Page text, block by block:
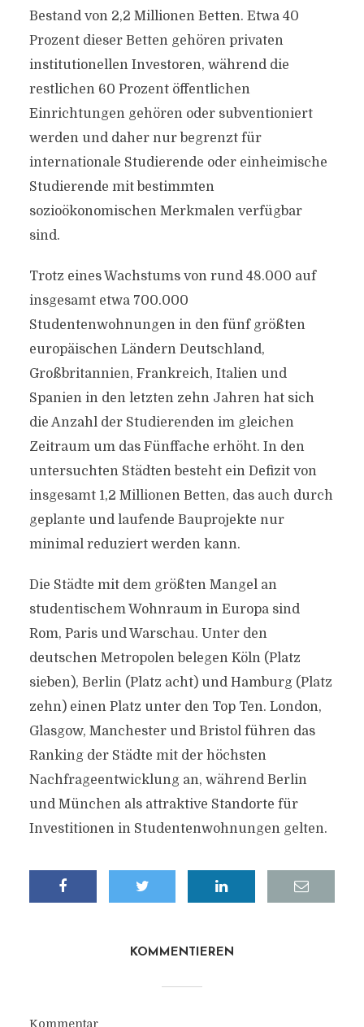
Bestand von 2,2 Millionen Betten. Etwa 40
Prozent dieser Betten gehören privaten
institutionellen Investoren, während die
restlichen 60 Prozent öffentlichen
Einrichtungen gehören oder subventioniert
werden und daher nur begrenzt für
internationale Studierende oder einheimische
Studierende mit bestimmten
sozioökonomischen Merkmalen verfügbar
sind.
Trotz eines Wachstums von rund 48.000 auf
insgesamt etwa 700.000
Studentenwohnungen in den fünf größten
europäischen Ländern Deutschland,
Großbritannien, Frankreich, Italien und
Spanien in den letzten zehn Jahren hat sich
die Anzahl der Studierenden im gleichen
Zeitraum um das Fünffache erhöht. In den
untersuchten Städten besteht ein Defizit von
insgesamt 1,2 Millionen Betten, das auch durch
geplante und laufende Bauprojekte nur
minimal reduziert werden kann.
Die Städte mit dem größten Mangel an
studentischem Wohnraum in Europa sind
Rom, Paris und Warschau. Unter den
deutschen Metropolen belegen Köln (Platz
sieben), Berlin (Platz acht) und Hamburg (Platz
zehn) einen Platz unter den Top Ten. London,
Glasgow, Manchester und Bristol führen das
Ranking der Städte mit der höchsten
Nachfrageentwicklung an, während Berlin
und München als attraktive Standorte für
Investitionen in Studentenwohnungen gelten.
KOMMENTIEREN
Kommentar